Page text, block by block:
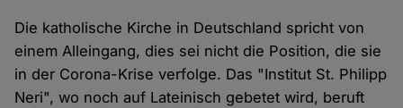
Die katholische Kirche in Deutschland spricht von
einem Alleingang, dies sei nicht die Position, die sie
in der Corona-Krise verfolge. Das "Institut St. Philipp
Neri", wo noch auf Lateinisch gebetet wird, beruft